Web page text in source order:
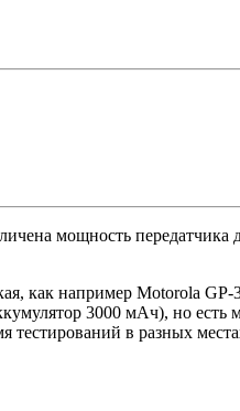
мощность
как например Motorola
3000 мАч), но
тестирований в разных